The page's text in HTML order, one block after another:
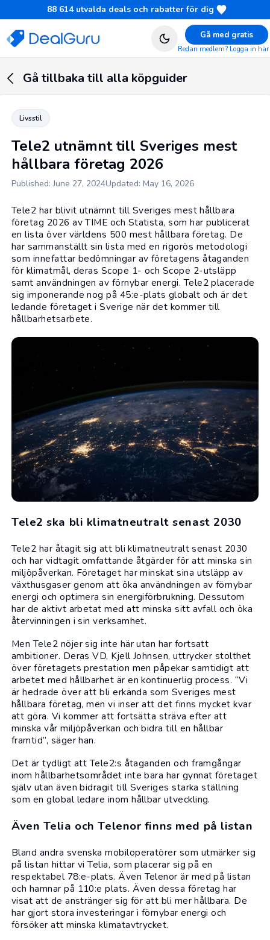
88 614 utvalda deals och rabatter för dig
Gå med gratis
Redan medlem? Logga in här
Gå tillbaka till alla köpguider
Livsstil
Tele2 utnämnt till Sveriges mest
hållbara företag 2026
Published: June 27, 2024Updated: May 16, 2026
Tele2 har blivit utnämnt till Sveriges mest hållbara
företag 2026 av TIME och Statista, som har publicerat
en lista över världens 500 mest hållbara företag. De
har sammanställt sin lista med en rigorös metodologi
som innefattar bedömningar av företagens åtaganden
för klimatmål, deras Scope 1- och Scope 2-utsläpp
samt användningen av förnybar energi. Tele2 placerade
sig imponerande nog på 45:e-plats globalt och är det
ledande företaget i Sverige när det kommer till
hållbarhetsarbete.
Tele2 ska bli klimatneutralt senast 2030
Tele2 har åtagit sig att bli klimatneutralt senast 2030
och har vidtagit omfattande åtgärder för att minska sin
miljöpåverkan. Företaget har minskat sina utsläpp av
växthusgaser genom att öka användningen av förnybar
energi och optimera sin energiförbrukning. Dessutom
har de aktivt arbetat med att minska sitt avfall och öka
återvinningen i sin verksamhet.
Men Tele2 nöjer sig inte här utan har fortsatt
ambitioner. Deras VD, Kjell Johnsen, uttrycker stolthet
över företagets prestation men påpekar samtidigt att
arbetet med hållbarhet är en kontinuerlig process. “Vi
är hedrade över att bli erkända som Sveriges mest
hållbara företag, men vi inser att det finns mycket kvar
att göra. Vi kommer att fortsätta sträva efter att
minska vår miljöpåverkan och bidra till en hållbar
framtid”, säger han.
Det är tydligt att Tele2:s åtaganden och framgångar
inom hållbarhetsområdet inte bara har gynnat företaget
själv utan även bidragit till Sveriges starka ställning
som en global ledare inom hållbar utveckling.
Även Telia och Telenor finns med på listan
Bland andra svenska mobiloperatörer som utmärker sig
på listan hittar viTelia, som placerar sig på en
respektabel 78:e-plats. ÄvenTelenor är med på listan
och hamnar på 110:e plats. Även dessa företag har
visat att de anstränger sig för att bli mer hållbara. De
har gjort stora investeringar i förnybar energi och
försöker att minska klimatavtrycket.